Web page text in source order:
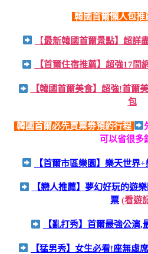
韓國首爾懶人包推
【最新韓國首爾景點】超詳
【首爾住宿推薦】超強17間
【韓國首爾美食】超強!首爾
包
韓國首爾必先買票劵預約行程
可以省很多
【首爾市區樂園】樂天世界
【戀人推薦】夢幻好玩的遊
票 (看遊
【亂打秀】首爾最強公演,
【猛男秀】女生必看!座無虛